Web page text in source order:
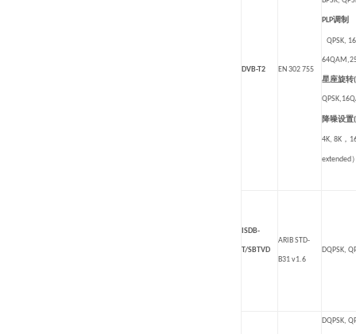
DVB-T2 EN 302 755
PLP调制
QPSK,
星座旋转
降噪设置
4K, 8K
extended
ISDB-
T/SBTVD
ARIB STD-
B31 v1.6
DQPSK,
DQPSK,